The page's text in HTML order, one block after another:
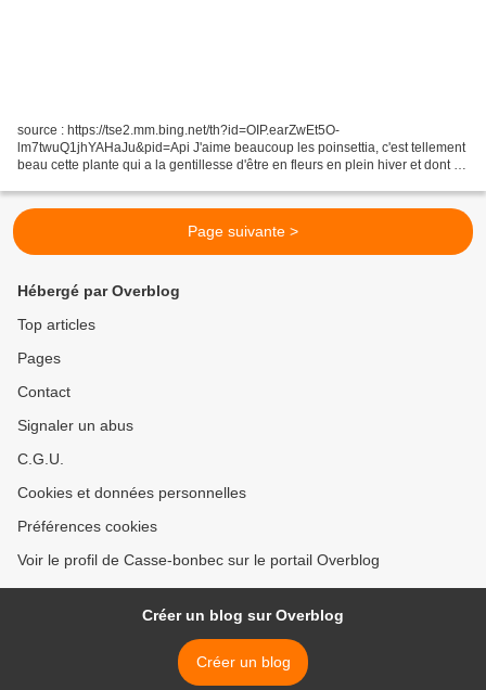
source : https://tse2.mm.bing.net/th?id=OIP.earZwEt5O-
lm7twuQ1jhYAHaJu&pid=Api J'aime beaucoup les poinsettia, c'est tellement
beau cette plante qui a la gentillesse d'être en fleurs en plein hiver et dont la
Page suivante >
Hébergé par Overblog
Top articles
Pages
Contact
Signaler un abus
C.G.U.
Cookies et données personnelles
Préférences cookies
Voir le profil de Casse-bonbec sur le portail Overblog
Créer un blog sur Overblog
Créer un blog